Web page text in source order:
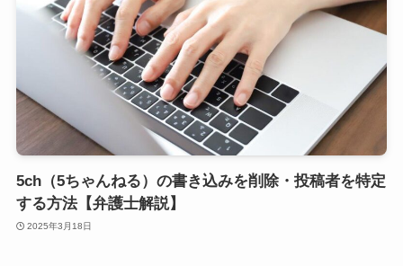
5ch（5ちゃんねる）の書き込みを削除・投稿者を特定
する方法【弁護士解説】
2025年3月18日